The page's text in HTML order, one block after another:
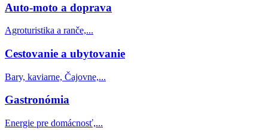
Auto-moto a doprava
Agroturistika a ranče,...
Cestovanie a ubytovanie
Bary, kaviarne, Čajovne,...
Gastronómia
Energie pre domácnosť,...